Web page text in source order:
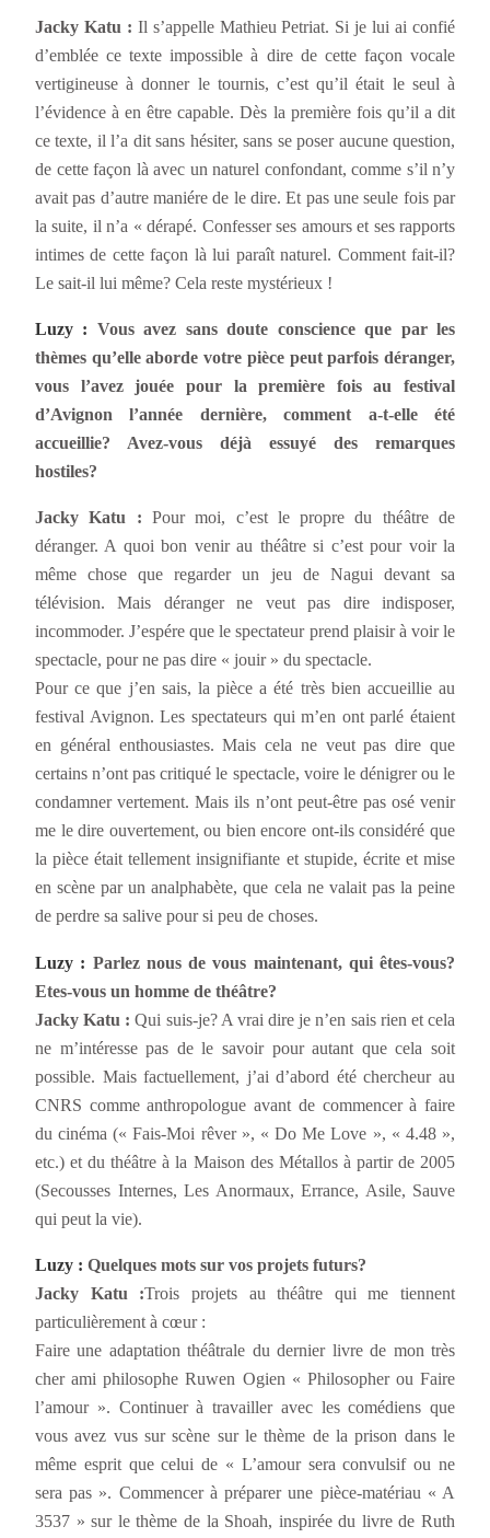
Jacky Katu : Il s’appelle Mathieu Petriat. Si je lui ai confié
d’emblée ce texte impossible à dire de cette façon vocale
vertigineuse à donner le tournis, c’est qu’il était le seul à
l’évidence à en être capable. Dès la première fois qu’il a dit
ce texte, il l’a dit sans hésiter, sans se poser aucune question,
de cette façon là avec un naturel confondant, comme s’il n’y
avait pas d’autre maniére de le dire. Et pas une seule fois par
la suite, il n’a « dérapé. Confesser ses amours et ses rapports
intimes de cette façon là lui paraît naturel. Comment fait-il?
Le sait-il lui même? Cela reste mystérieux !
Luzy : Vous avez sans doute conscience que par les
thèmes qu’elle aborde votre pièce peut parfois déranger,
vous l’avez jouée pour la première fois au festival
d’Avignon l’année dernière, comment a-t-elle été
accueillie? Avez-vous déjà essuyé des remarques
hostiles?
Jacky Katu : Pour moi, c’est le propre du théâtre de
déranger. A quoi bon venir au théâtre si c’est pour voir la
même chose que regarder un jeu de Nagui devant sa
télévision. Mais déranger ne veut pas dire indisposer,
incommoder. J’espére que le spectateur prend plaisir à voir le
spectacle, pour ne pas dire « jouir » du spectacle.
Pour ce que j’en sais, la pièce a été très bien accueillie au
festival Avignon. Les spectateurs qui m’en ont parlé étaient
en général enthousiastes. Mais cela ne veut pas dire que
certains n’ont pas critiqué le spectacle, voire le dénigrer ou le
condamner vertement. Mais ils n’ont peut-être pas osé venir
me le dire ouvertement, ou bien encore ont-ils considéré que
la pièce était tellement insignifiante et stupide, écrite et mise
en scène par un analphabète, que cela ne valait pas la peine
de perdre sa salive pour si peu de choses.
Luzy : Parlez nous de vous maintenant, qui êtes-vous?
Etes-vous un homme de théâtre?
Jacky Katu :Qui suis-je? A vrai dire je n’en sais rien et cela
ne m’intéresse pas de le savoir pour autant que cela soit
possible. Mais factuellement, j’ai d’abord été chercheur au
CNRS comme anthropologue avant de commencer à faire
du cinéma (« Fais-Moi rêver », « Do Me Love », « 4.48 »,
etc.) et du théâtre à la Maison des Métallos à partir de 2005
(Secousses Internes, Les Anormaux, Errance, Asile, Sauve
qui peut la vie).
Luzy : Quelques mots sur vos projets futurs?
Jacky Katu :Trois projets au théâtre qui me tiennent
particulièrement à cœur :
Faire une adaptation théâtrale du dernier livre de mon très
cher ami philosophe Ruwen Ogien « Philosopher ou Faire
l’amour ». Continuer à travailler avec les comédiens que
vous avez vus sur scène sur le thème de la prison dans le
même esprit que celui de « L’amour sera convulsif ou ne
sera pas ». Commencer à préparer une pièce-matériau « A
3537 » sur le thème de la Shoah, inspirée du livre de Ruth